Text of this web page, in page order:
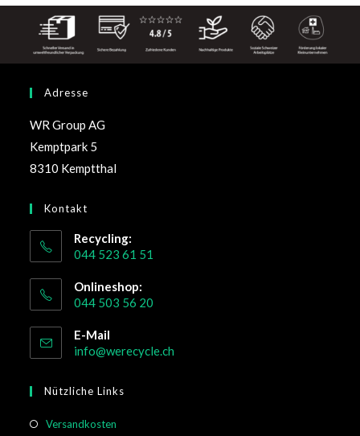
Adresse
WR Group AG
Kemptpark 5
8310 Kemptthal
Kontakt
Recycling:
044 523 61 51
Onlineshop:
044 503 56 20
E-Mail
info@werecycle.ch
Nützliche Links
Versandkosten